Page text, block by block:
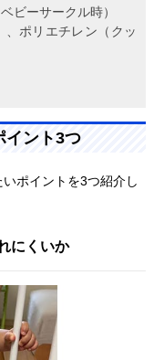
ビーサークル時）
、ポリエチレン（クッ
イント3つ
ポイントを3つ紹介し
にくいか